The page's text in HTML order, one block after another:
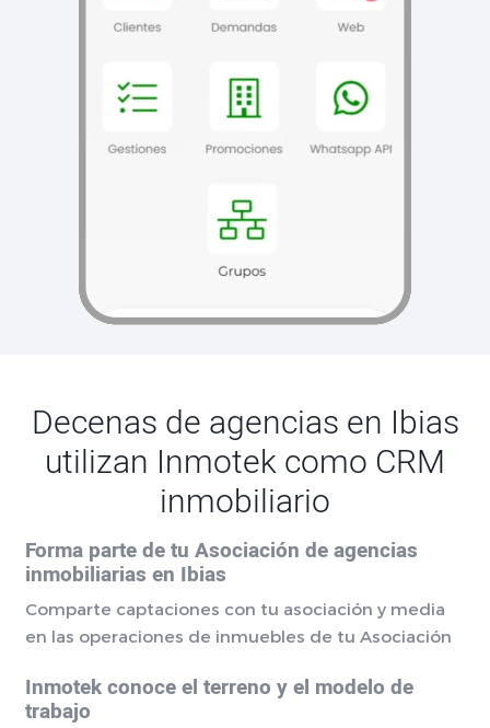
Decenas de agencias en Ibias
utilizan Inmotek como CRM
inmobiliario
Forma parte de tu Asociación de agencias
inmobiliarias en Ibias
Comparte captaciones con tu asociación y media
en las operaciones de inmuebles de tu Asociación
Inmotek conoce el terreno y el modelo de
trabajo